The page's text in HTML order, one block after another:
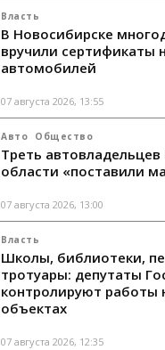
Власть
В Новосибирске
вручили сертификаты
автомобилей
07 августа 2026, 13:55
Авто Общество
Треть
области «поставили
07 августа 2026, 13:00
Власть
Школы, библиотеки,
тротуары: депутаты
контролируют работы
объектах
07 августа 2026, 12:35